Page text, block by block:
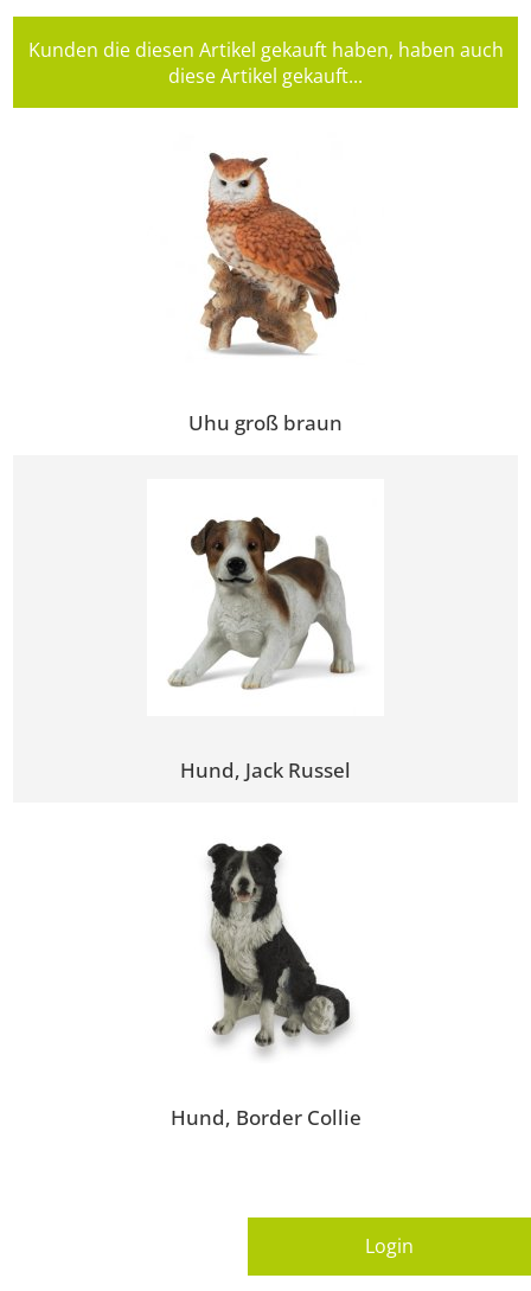
Kunden die diesen Artikel gekauft haben, haben auch
diese Artikel gekauft...
Uhu groß braun
Hund, Jack Russel
Hund, Border Collie
Login